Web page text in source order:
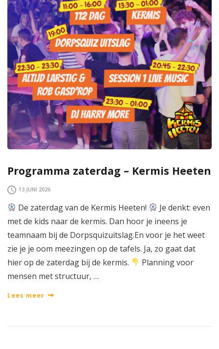
Programma zaterdag – Kermis Heeten
13 JUNI 2026
De zaterdag van de Kermis Heeten!
Je denkt: even
met de kids naar de kermis. Dan hoor je ineens je
teamnaam bij de Dorpsquizuitslag.En voor je het weet
zie je je oom meezingen op de tafels. Ja, zo gaat dat
hier op de zaterdag bij de kermis.
Planning voor
mensen met structuur, …
Lees meer